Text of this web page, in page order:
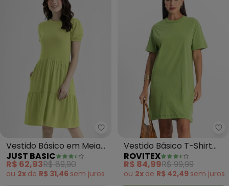
Just Basic - Vestido Básico em
Vestido Básico em Meia
Malha (Verde)
JUST BASIC
R$ 62,93R$ 89,90
ou 2x de R$ 31,46 sem juros
Vestido Básico T-Shirt
Feminino (Verde)
ROVITEX
R$ 84,99R$ 99,99
ou 2x de R$ 42,49 sem juros